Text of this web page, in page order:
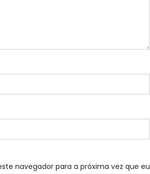
navegador para a próxima vez que eu